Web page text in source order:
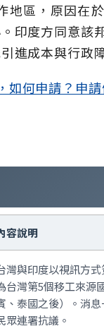
區，原因在
印度方同意該
進成本與行政
何申請？申請
容說明
灣與印度以視訊方
台灣第5個移工來源
、泰國之後）。消
眾連署抗議。